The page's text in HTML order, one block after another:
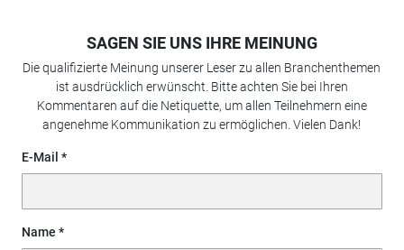
SAGEN SIE UNS IHRE MEINUNG
Die qualifizierte Meinung unserer Leser zu allen Branchenthemen
ist ausdrücklich erwünscht. Bitte achten Sie bei Ihren
Kommentaren auf die Netiquette, um allen Teilnehmern eine
angenehme Kommunikation zu ermöglichen. Vielen Dank!
E-Mail
Name